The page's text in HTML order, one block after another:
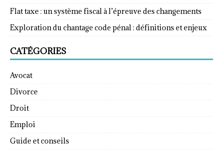
Flat taxe : un système fiscal à l’épreuve des changements
Exploration du chantage code pénal : définitions et enjeux
CATÉGORIES
Avocat
Divorce
Droit
Emploi
Guide et conseils